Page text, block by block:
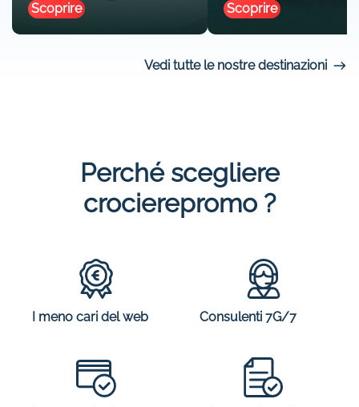
Scoprire
Scoprire
Vedi tutte le nostre destinazioni
Perché scegliere
crocierepromo ?
I meno cari del web Consulenti 7G/7